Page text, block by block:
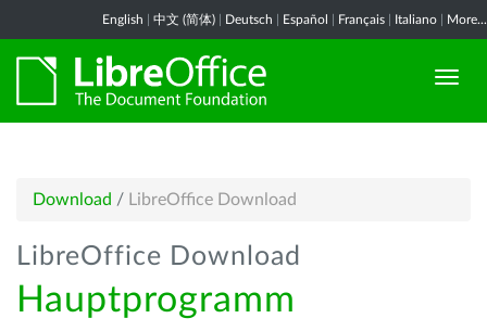
English 中文 (简体) Deutsch Español Français Italiano More...
Download / LibreOffice Download
LibreOffice Download
Hauptprogramm